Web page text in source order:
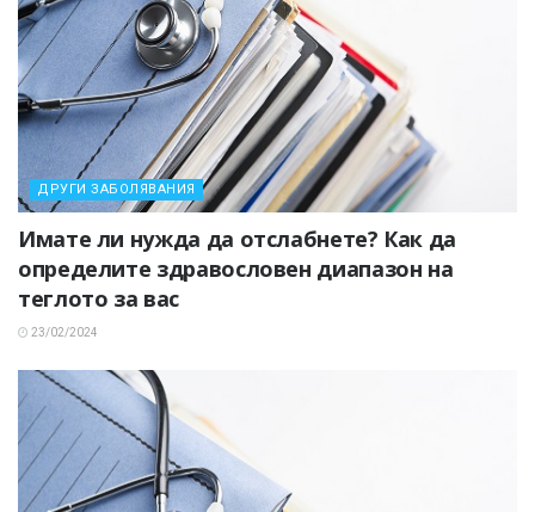
ДРУГИ ЗАБОЛЯВАНИЯ
Имате ли нужда да отслабнете? Как да
определите здравословен диапазон на
теглото за вас
23/02/2024